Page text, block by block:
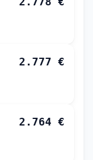
2.777 €
2.764 €